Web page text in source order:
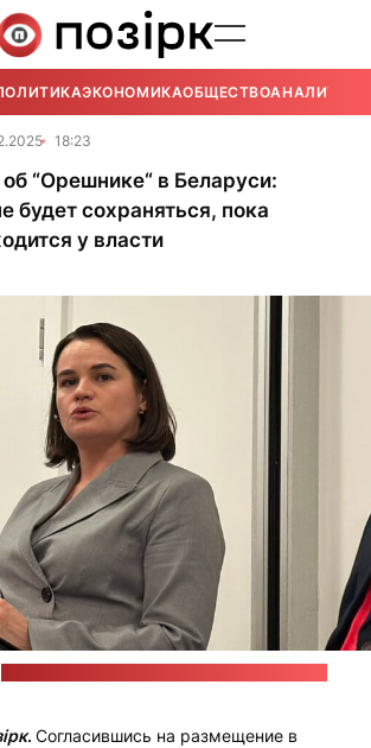
ЭКОНОМИКАОБЩЕСТВОАНАЛИТИКА
18:23
“Орешнике“ в Беларуси:
будет сохраняться, пока
у власти
. Согласившись на размещение в